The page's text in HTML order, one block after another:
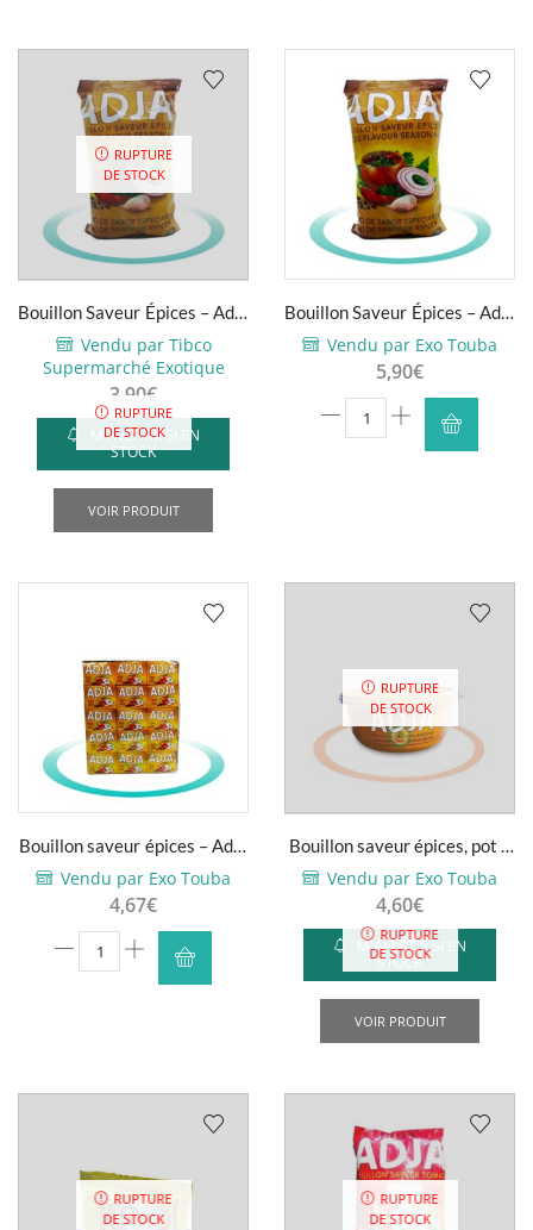
-
Tablettes
(x60)
RUPTURE
DE STOCK
Bouillon Saveur Épices – Adja
– 1kg
Vendu par Tibco
Supermarché Exotique
3,90€
RUPTURE
DE STOCK
M'AVERTIR SI EN
STOCK
VOIR PRODUIT
Bouillon Saveur Épices – Adja
– 1kg
Vendu par Exo Touba
5,90€
quantité
de
Adja
Bouillon saveur épices – Adja
– Tablettes (x60)
Vendu par Exo Touba
4,67€
quantité
de
-
Tablettes
(x60)
RUPTURE
DE STOCK
Bouillon saveur épices, pot –
Adja – 1kg
Vendu par Exo Touba
4,60€
RUPTURE
DE STOCK
M'AVERTIR SI EN
STOCK
VOIR PRODUIT
RUPTURE
DE STOCK
RUPTURE
DE STOCK